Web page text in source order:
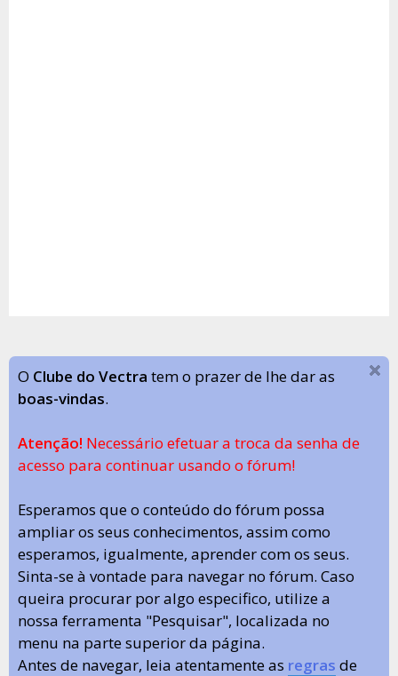
O Clube do Vectra tem o prazer de lhe dar as
boas-vindas.
Atenção! Necessário efetuar a troca da senha de
acesso para continuar usando o fórum!
Esperamos que o conteúdo do fórum possa
ampliar os seus conhecimentos, assim como
esperamos, igualmente, aprender com os seus.
Sinta-se à vontade para navegar no fórum. Caso
queira procurar por algo especifico, utilize a
nossa ferramenta "Pesquisar", localizada no
menu na parte superior da página.
Antes de navegar, leia atentamente as regras de